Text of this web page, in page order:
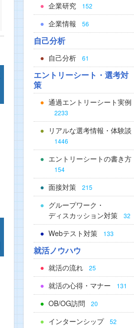
企業研究 152
企業情報 56
自己分析
自己分析 61
エントリーシート・選考対
策
通過エントリーシート実例
2233
リアルな選考情報・体験談
1446
エントリーシートの書き方
154
面接対策 215
グループワーク・
ディスカッション対策
32
Webテスト対策 133
就活ノウハウ
就活の流れ 25
就活の心得・マナー 131
OB/OG訪問 20
インターンシップ 52